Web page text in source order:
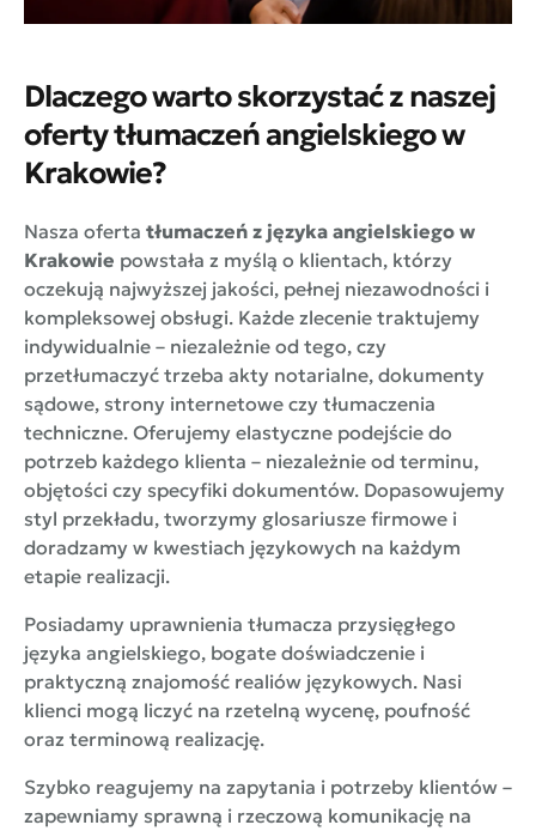
Dlaczego warto skorzystać z naszej
oferty tłumaczeń angielskiego w
Krakowie?
Nasza oferta tłumaczeń z języka angielskiego w
Krakowie powstała z myślą o klientach, którzy
oczekują najwyższej jakości, pełnej niezawodności i
kompleksowej obsługi. Każde zlecenie traktujemy
indywidualnie – niezależnie od tego, czy
przetłumaczyć trzeba akty notarialne, dokumenty
sądowe, strony internetowe czy tłumaczenia
techniczne. Oferujemy elastyczne podejście do
potrzeb każdego klienta – niezależnie od terminu,
objętości czy specyfiki dokumentów. Dopasowujemy
styl przekładu, tworzymy glosariusze firmowe i
doradzamy w kwestiach językowych na każdym
etapie realizacji.
Posiadamy uprawnienia tłumacza przysięgłego
języka angielskiego, bogate doświadczenie i
praktyczną znajomość realiów językowych. Nasi
klienci mogą liczyć na rzetelną wycenę, poufność
oraz terminową realizację.
Szybko reagujemy na zapytania i potrzeby klientów –
zapewniamy sprawną i rzeczową komunikację na